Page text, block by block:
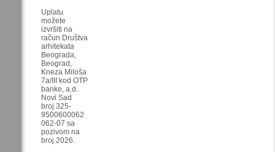
Uplatu
možete
izvršiti na
račun Društva
arhitekata
Beograda,
Beograd,
Kneza Miloša
7a/III kod OTP
banke, a.d.
Novi Sad
broj 325-
9500600062
062-07 sa
pozivom na
broj 2026.